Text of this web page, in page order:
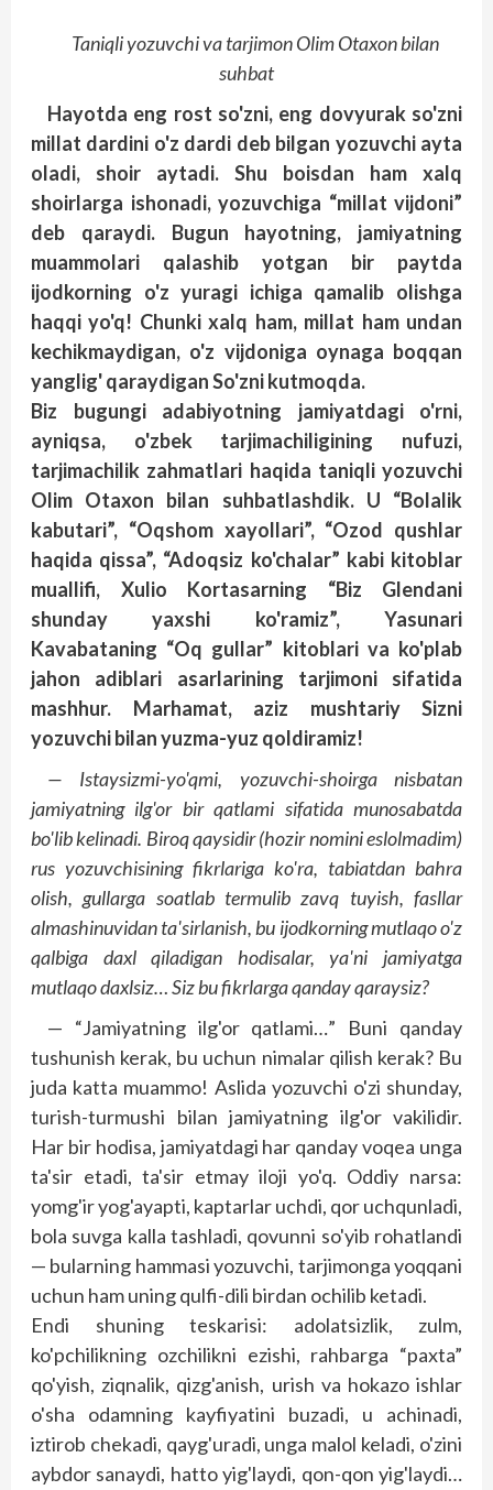
Taniqli yozuvchi va tarjimon Olim Otaxon bilan
suhbat
Hayotda eng rost so'zni, eng dovyurak so'zni
millat dardini o'z dardi deb bilgan yozuvchi ayta
oladi, shoir aytadi. Shu boisdan ham xalq
shoirlarga ishonadi, yozuvchiga “millat vijdoni”
deb qaraydi. Bugun hayotning, jamiyatning
muammolari qalashib yotgan bir paytda
ijodkorning o'z yuragi ichiga qamalib olishga
haqqi yo'q! Chunki xalq ham, millat ham undan
kechikmaydigan, o'z vijdoniga oynaga boqqan
yanglig' qaraydigan So'zni kutmoqda.
Biz bugungi adabiyotning jamiyatdagi o'rni,
ayniqsa, o'zbek tarjimachiligining nufuzi,
tarjimachilik zahmatlari haqida taniqli yozuvchi
Olim Otaxon bilan suhbatlashdik. U “Bolalik
kabutari”, “Oqshom xayollari”, “Ozod qushlar
haqida qissa”, “Adoqsiz ko'chalar” kabi kitoblar
muallifi, Xulio Kortasarning “Biz Glendani
shunday yaxshi ko'ramiz”, Yasunari
Kavabataning “Oq gullar” kitoblari va ko'plab
jahon adiblari asarlarining tarjimoni sifatida
mashhur. Marhamat, aziz mushtariy Sizni
yozuvchi bilan yuzma-yuz qoldiramiz!
— Istaysizmi-yo'qmi, yozuvchi-shoirga nisbatan
jamiyatning ilg'or bir qatlami sifatida munosabatda
bo'lib kelinadi. Biroq qaysidir (hozir nomini eslolmadim)
rus yozuvchisining fikrlariga ko'ra, tabiatdan bahra
olish, gullarga soatlab termulib zavq tuyish, fasllar
almashinuvidan ta'sirlanish, bu ijodkorning mutlaqo o'z
qalbiga daxl qiladigan hodisalar, ya'ni jamiyatga
mutlaqo daxlsiz… Siz bu fikrlarga qanday qaraysiz?
— “Jamiyatning ilg'or qatlami…” Buni qanday
tushunish kerak, bu uchun nimalar qilish kerak? Bu
juda katta muammo! Aslida yozuvchi o'zi shunday,
turish-turmushi bilan jamiyatning ilg'or vakilidir.
Har bir hodisa, jamiyatdagi har qanday voqea unga
ta'sir etadi, ta'sir etmay iloji yo'q. Oddiy narsa:
yomg'ir yog'ayapti, kaptarlar uchdi, qor uchqunladi,
bola suvga kalla tashladi, qovunni so'yib rohatlandi
— bularning hammasi yozuvchi, tarjimonga yoqqani
uchun ham uning qulfi-dili birdan ochilib ketadi.
Endi shuning teskarisi: adolatsizlik, zulm,
ko'pchilikning ozchilikni ezishi, rahbarga “paxta”
qo'yish, ziqnalik, qizg'anish, urish va hokazo ishlar
o'sha odamning kayfiyatini buzadi, u achinadi,
iztirob chekadi, qayg'uradi, unga malol keladi, o'zini
aybdor sanaydi, hatto yig'laydi, qon-qon yig'laydi…